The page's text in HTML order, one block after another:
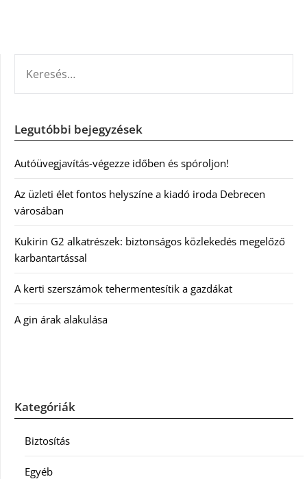
Legutóbbi bejegyzések
Autóüvegjavítás-végezze időben és spóroljon!
Az üzleti élet fontos helyszíne a kiadó iroda Debrecen
városában
Kukirin G2 alkatrészek: biztonságos közlekedés megelőző
karbantartással
A kerti szerszámok tehermentesítik a gazdákat
A gin árak alakulása
Kategóriák
Biztosítás
Egyéb